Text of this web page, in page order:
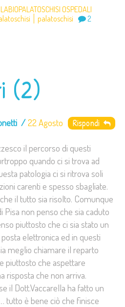
LABIOPALATOSCHISI OSPEDALI
palatoschisi 2
(2)
Rispondi
22 Agosto
il percorso di questi
quando ci si trova ad
patologia ci si ritrova soli
carenti e spesso sbagliate.
il tutto sia risolto. Comunque
Pisa non penso che sia caduto
piuttosto che ci sia stato un
elettronica ed in questi
meglio chiamare il reparto
piuttosto che aspettare
risposta che non arriva.
il Dott.Vaccarella ha fatto un
tutto è bene ciò che finisce